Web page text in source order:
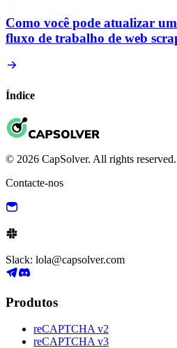
Como você pode atualizar
fluxo de trabalho de web
Índice
© 2026 CapSolver. All rights reserved.
Contacte-nos
Slack: lola@capsolver.com
Produtos
reCAPTCHA v2
reCAPTCHA v3